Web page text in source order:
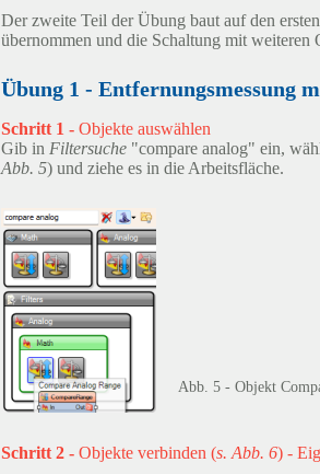
Der zweite Teil der Übung baut auf den
übernommen und die Schaltung mit weiteren
Übung 1 - Entfernungsmessung
Schritt 1 -Objekte auswählen
Gib in Filtersuche"compare analog" ein,
Abb. 5) und ziehe es in die Arbeitsfläche.
Abb. 5 - Objekt
Schritt 2 -Objekte verbinden (s. Abb. 6) -